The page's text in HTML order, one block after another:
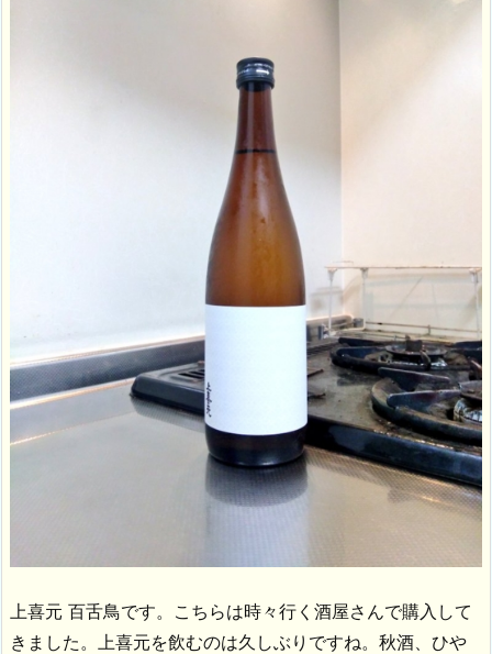
上喜元 百舌鳥です。こちらは時々行く酒屋さんで購入して
きました。上喜元を飲むのは久しぶりですね。秋酒、ひや